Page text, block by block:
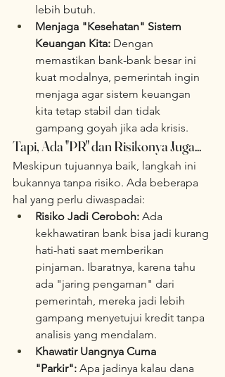
lebih butuh.
Menjaga "Kesehatan" Sistem
Keuangan Kita: Dengan
memastikan bank-bank besar ini
kuat modalnya, pemerintah ingin
menjaga agar sistem keuangan
kita tetap stabil dan tidak
gampang goyah jika ada krisis.
Tapi, Ada "PR" dan Risikonya Juga...
Meskipun tujuannya baik, langkah ini
bukannya tanpa risiko. Ada beberapa
hal yang perlu diwaspadai:
Risiko Jadi Ceroboh: Ada
kekhawatiran bank bisa jadi kurang
hati-hati saat memberikan
pinjaman. Ibaratnya, karena tahu
ada "jaring pengaman" dari
pemerintah, mereka jadi lebih
gampang menyetujui kredit tanpa
analisis yang mendalam.
Khawatir Uangnya Cuma
"Parkir": Apa jadinya kalau dana